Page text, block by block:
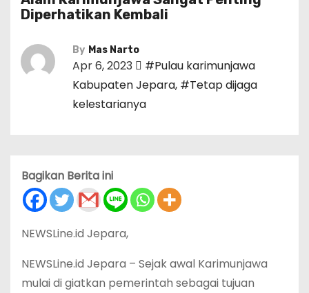
Diperhatikan Kembali
By Mas Narto
Apr 6, 2023
#Pulau karimunjawa
Kabupaten Jepara, #Tetap dijaga
kelestarianya
Bagikan Berita ini
NEWSLine.id Jepara,
NEWSLine.id Jepara – Sejak awal Karimunjawa
mulai di giatkan pemerintah sebagai tujuan